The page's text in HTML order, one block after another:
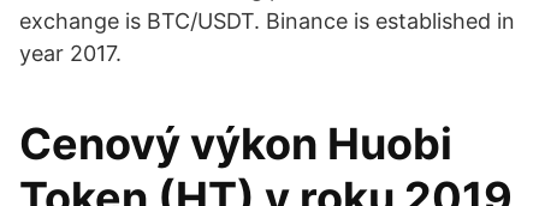
exchange is BTC/USDT. Binance is established in
year 2017.
Cenový výkon Huobi